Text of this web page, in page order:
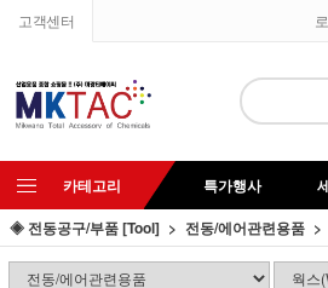
고객센터
카테고리 특가행사
◈ 전동공구/부품 [Tool]
전동/에어관련용품